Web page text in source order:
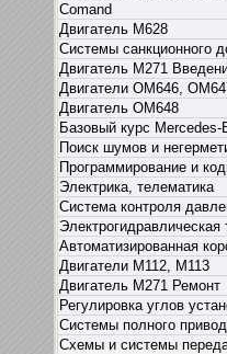
Comand
Двигатель М628
Системы санкционного
Двигатель М271
Двигатели ОМ646,
Двигатель ОМ648
Базовый курс Mercedes-
Поиск шумов и
Программирование и
Электрика, телематика
Система контроля
Автоматизированная
Двигатели М112, М113
Двигатель М271 Ремонт
Регулировка углов
Системы полного
Схемы и системы